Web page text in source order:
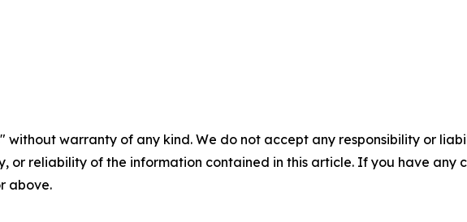
without warranty of any kind. We do not accept any responsibility or
or reliability of the information contained in this article. If you have any
above.